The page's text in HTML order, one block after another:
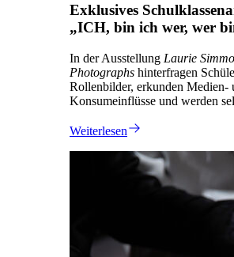
Exklusives
„ICH, bin ich wer, wer
In der Ausstellung Laurie
Photographs hinterfragen
Rollenbilder, erkunden Medien-
Konsumeinflüsse und werden
Weiterlesen